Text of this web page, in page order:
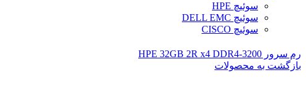
سوئیچ HPE
سوئیچ DELL EMC
سوئیچ CISCO
رم سرور HPE 32GB 2R x4 DDR4‑3200
بازگشت به محصولات